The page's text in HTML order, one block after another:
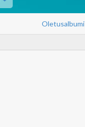
Oletusalbumi